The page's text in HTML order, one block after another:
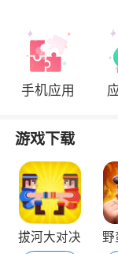
手机应用
游戏下载
拔河大对决
野